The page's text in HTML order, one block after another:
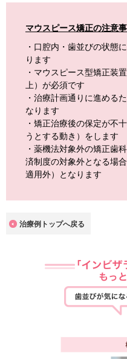
マウスピース矯正の注意
・口腔内・歯並びの状態
ります
・マウスピース型矯正装
上）が必須です
・治療計画通りに進める
なります
・矯正治療後の保定が不
うとする動き）をします
・薬機法対象外の矯正歯
済制度の対象外となる場
適用外）となります
治療例トップへ戻る